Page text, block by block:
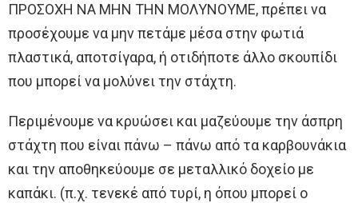
ΠΡΟΣΟΧΗ ΝΑ ΜΗΝ ΤΗΝ ΜΟΛΥΝΟΥΜΕ, πρέπει να
προσέχουμε να μην πετάμε μέσα στην φωτιά
πλαστικά, αποτσίγαρα, ή οτιδήποτε άλλο σκουπίδι
που μπορεί να μολύνει την στάχτη.
Περιμένουμε να κρυώσει και μαζεύουμε την άσπρη
στάχτη που είναι πάνω – πάνω από τα καρβουνάκια
και την αποθηκεύουμε σε μεταλλικό δοχείο με
καπάκι. (π.χ. τενεκέ από τυρί, η όπου μπορεί ο